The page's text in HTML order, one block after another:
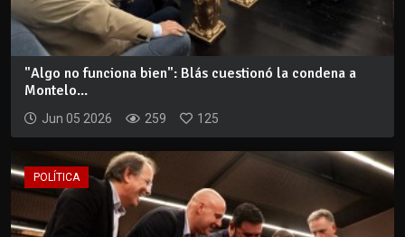
"Algo no funciona bien": Blás cuestionó la condena a
Montelo...
Jun 05 2026 259 125
POLÍTICA